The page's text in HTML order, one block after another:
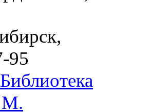
,
95
Библиотека
М.